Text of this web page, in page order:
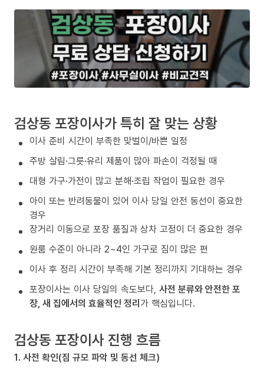
검상동 포장이사가 특히 잘 맞는 상황
이사 준비 시간이 부족한 맞벌이/바쁜 일정
주방 살림·그릇·유리 제품이 많아 파손이 걱정될 때
대형 가구·가전이 많고 분해·조립 작업이 필요한 경우
아이 또는 반려동물이 있어 이사 당일 안전 동선이 중요한
경우
장거리 이동으로 포장 품질과 상차 고정이 더 중요한 경우
원룸 수준이 아니라 2~4인 가구로 짐이 많은 편
이사 후 정리 시간이 부족해 기본 정리까지 기대하는 경우
포장이사는 이사 당일의 속도보다, 사전 분류와 안전한 포
장, 새 집에서의 효율적인 정리가 핵심입니다.
검상동 포장이사 진행 흐름
1. 사전 확인(짐 규모 파악 및 동선 체크)